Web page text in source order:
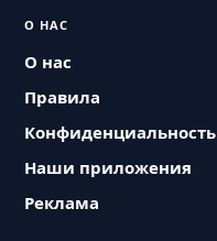
О НАС
О нас
Правила
Конфиденциальность
Наши приложения
Реклама